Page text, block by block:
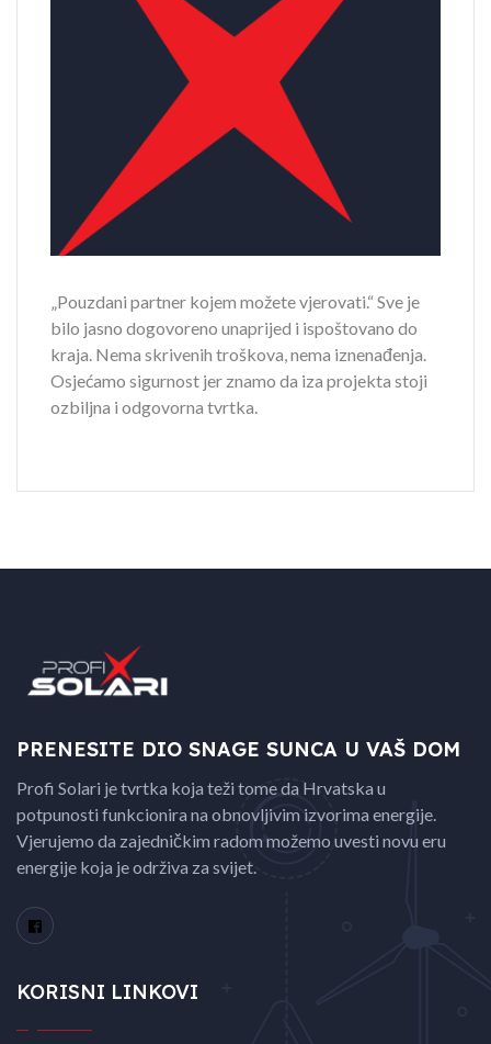
„Pouzdani partner kojem možete vjerovati.“Sve je
bilo jasno dogovoreno unaprijed i ispoštovano do
kraja. Nema skrivenih troškova, nema iznenađenja.
Osjećamo sigurnost jer znamo da iza projekta stoji
ozbiljna i odgovorna tvrtka.
PRENESITE DIO SNAGE SUNCA U VAŠ DOM
Profi Solari je tvrtka koja teži tome da Hrvatska u
potpunosti funkcionira na obnovljivim izvorima energije.
Vjerujemo da zajedničkim radom možemo uvesti novu eru
energije koja je održiva za svijet.
KORISNI LINKOVI